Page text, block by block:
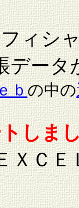
ィシ
データ
ｂの中の
トしま
ＸＣＥ